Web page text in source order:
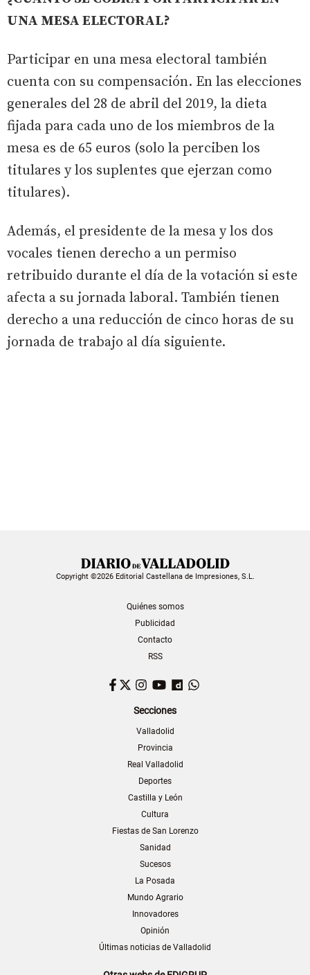
UNA MESA ELECTORAL?
Participar en una mesa electoral también
cuenta con su compensación. En las elecciones
generales del 28 de abril del 2019, la dieta
fijada para cada uno de los miembros de la
mesa es de 65 euros (solo la perciben los
titulares y los suplentes que ejerzan como
titulares).
Además, el presidente de la mesa y los dos
vocales tienen derecho a un permiso
retribuido durante el día de la votación si este
afecta a su jornada laboral. También tienen
derecho a una reducción de cinco horas de su
jornada de trabajo al día siguiente.
Copyright ©2026 Editorial Castellana de Impresiones, S.L.
Quiénes somos
Publicidad
Contacto
RSS
Facebook
TwitterInstagram
YouTubeDailymotion
Secciones
Valladolid
Provincia
Real Valladolid
Deportes
Castilla y León
Cultura
Fiestas de San Lorenzo
Sanidad
Sucesos
La Posada
Mundo Agrario
Innovadores
Opinión
Últimas noticias de Valladolid